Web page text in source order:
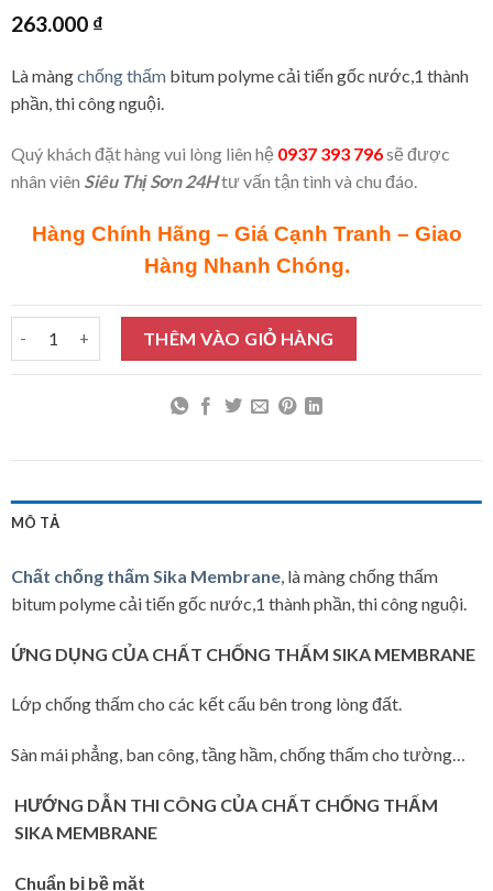
263.000 ₫
Là màngchống thấmbitum polyme cải tiến gốc nước,1 thành
phần, thi công nguội.
Quý khách đặt hàng vui lòng liên hệ 0937 393 796sẽ được
nhân viên Siêu Thị Sơn 24Htư vấn tận tình và chu đáo.
Hàng Chính Hãng – Giá Cạnh Tranh – Giao
Hàng Nhanh Chóng.
Chất chống thấm Sika Membrane 5Kg số lượng
THÊM VÀO GIỎ HÀNG
MÔ TẢ
Chất chống thấm Sika Membrane, là màng chống thấm
bitum polyme cải tiến gốc nước,1 thành phần, thi công nguội.
ỨNG DỤNG CỦA CHẤT CHỐNG THẤM SIKA MEMBRANE
Lớp chống thấm cho các kết cấu bên trong lòng đất.
Sàn mái phẳng, ban công, tầng hầm, chống thấm cho tường…
HƯỚNG DẪN THI CÔNG CỦA CHẤT CHỐNG THẤM
SIKA MEMBRANE
Chuẩn bị bề mặt